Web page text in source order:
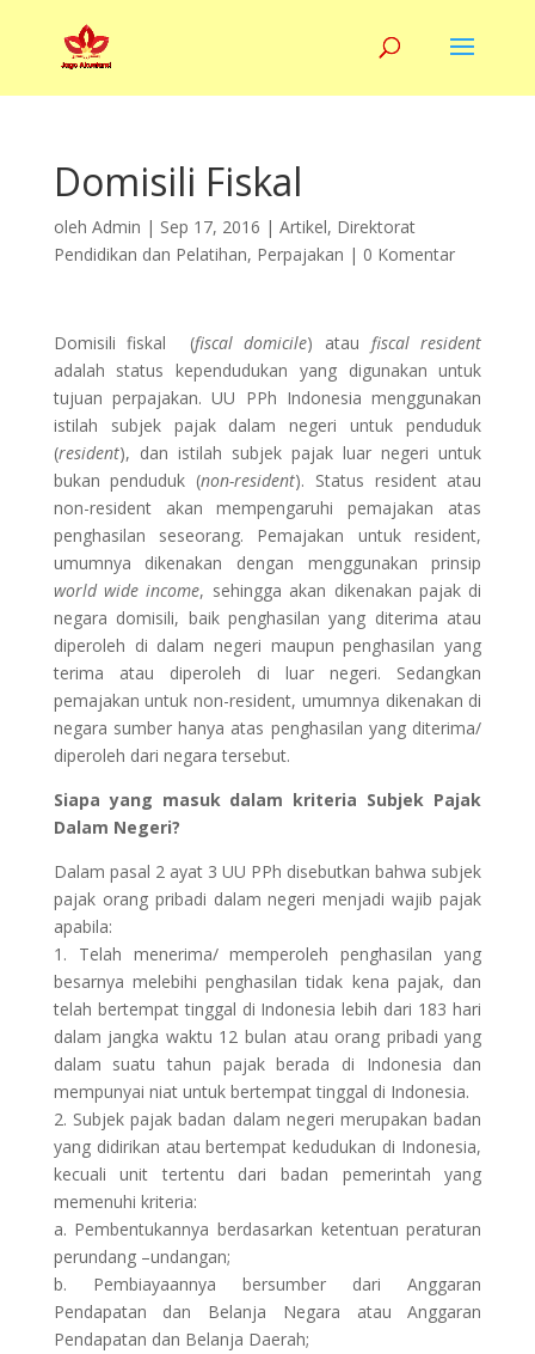
Domisili Fiskal
oleh Admin | Sep 17, 2016 | Artikel, Direktorat
Pendidikan dan Pelatihan, Perpajakan | 0 Komentar
Domisili fiskal (fiscal domicile) atau fiscal resident
adalah status kependudukan yang digunakan untuk
tujuan perpajakan. UU PPh Indonesia menggunakan
istilah subjek pajak dalam negeri untuk penduduk
(resident), dan istilah subjek pajak luar negeri untuk
bukan penduduk (non-resident). Status resident atau
non-resident akan mempengaruhi pemajakan atas
penghasilan seseorang. Pemajakan untuk resident,
umumnya dikenakan dengan menggunakan prinsip
world wide income, sehingga akan dikenakan pajak di
negara domisili, baik penghasilan yang diterima atau
diperoleh di dalam negeri maupun penghasilan yang
terima atau diperoleh di luar negeri. Sedangkan
pemajakan untuk non-resident, umumnya dikenakan di
negara sumber hanya atas penghasilan yang diterima/
diperoleh dari negara tersebut.
Siapa yang masuk dalam kriteria Subjek Pajak
Dalam Negeri?
Dalam pasal 2 ayat 3 UU PPh disebutkan bahwa subjek
pajak orang pribadi dalam negeri menjadi wajib pajak
apabila:
1. Telah menerima/ memperoleh penghasilan yang
besarnya melebihi penghasilan tidak kena pajak, dan
telah bertempat tinggal di Indonesia lebih dari 183 hari
dalam jangka waktu 12 bulan atau orang pribadi yang
dalam suatu tahun pajak berada di Indonesia dan
mempunyai niat untuk bertempat tinggal di Indonesia.
2. Subjek pajak badan dalam negeri merupakan badan
yang didirikan atau bertempat kedudukan di Indonesia,
kecuali unit tertentu dari badan pemerintah yang
memenuhi kriteria:
a. Pembentukannya berdasarkan ketentuan peraturan
perundang –undangan;
b. Pembiayaannya bersumber dari Anggaran
Pendapatan dan Belanja Negara atau Anggaran
Pendapatan dan Belanja Daerah;